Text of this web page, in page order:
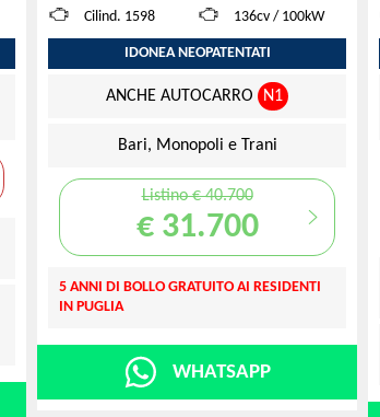
Cilind. 1598
136cv / 100kW
IDONEA NEOPATENTATI
ANCHE AUTOCARRO N1
Bari, Monopoli e Trani
Listino € 40.700
€ 31.700
5 ANNI DI BOLLO GRATUITO AI RESIDENTI
IN PUGLIA
WHATSAPP